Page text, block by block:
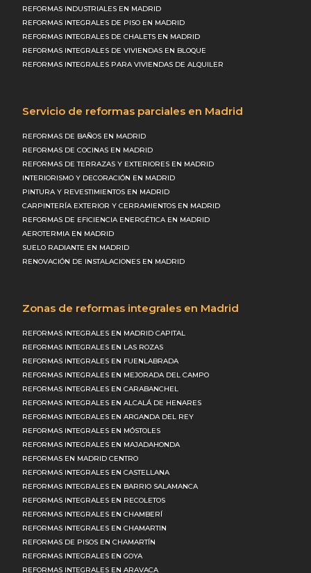
REFORMAS INDUSTRIALES EN MADRID
REFORMAS INTEGRALES DE PISO EN MADRID
REFORMAS INTEGRALES DE CHALETS EN MADRID
REFORMAS INTEGRALES DE VIVIENDAS EN BLOQUE
REFORMAS INTEGRALES PARA VIVIENDAS DE ALQUILER
Servicio de reformas parciales en Madrid
REFORMAS DE BAÑOS EN MADRID
REFORMAS DE COCINAS EN MADRID
REFORMAS DE TERRAZAS Y EXTERIORES EN MADRID
INTERIORISMO Y DECORACIÓN EN MADRID
PINTURA Y REVESTIMIENTOS EN MADRID
CARPINTERÍA EXTERIOR Y CERRAMIENTOS EN MADRID
REFORMAS DE EFICIENCIA ENERGÉTICA EN MADRID
AEROTERMIA EN MADRID
SUELO RADIANTE EN MADRID
RENOVACIÓN DE INSTALACIONES EN MADRID
Zonas de reformas integrales en Madrid
REFORMAS INTEGRALES EN MADRID CAPITAL
REFORMAS INTEGRALES EN LAS ROZAS
REFORMAS INTEGRALES EN FUENLABRADA
REFORMAS INTEGRALES EN MEJORADA DEL CAMPO
REFORMAS INTEGRALES EN CARABANCHEL
REFORMAS INTEGRALES EN ALCALÁ DE HENARES
REFORMAS INTEGRALES EN ARGANDA DEL REY
REFORMAS INTEGRALES EN MÓSTOLES
REFORMAS INTEGRALES EN MAJADAHONDA
REFORMAS EN MADRID CENTRO
REFORMAS INTEGRALES EN CASTELLANA
REFORMAS INTEGRALES EN BARRIO SALAMANCA
REFORMAS INTEGRALES EN RECOLETOS
REFORMAS INTEGRALES EN CHAMBERÍ
REFORMAS INTEGRALES EN CHAMARTIN
REFORMAS DE PISOS EN CHAMARTÍN
REFORMAS INTEGRALES EN GOYA
REFORMAS INTEGRALES EN ARAVACA